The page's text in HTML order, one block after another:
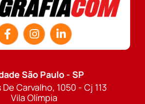
São Paulo - SP
De Carvalho, 1050 - Cj 113
Vila Olímpia